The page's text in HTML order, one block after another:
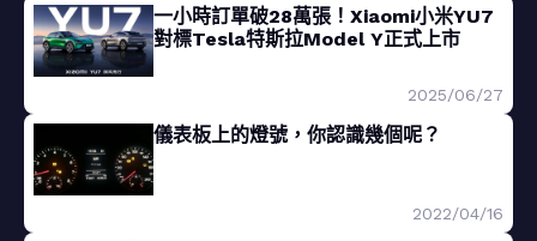
一小時訂單破28萬張！Xiaomi小米YU7
對標Tesla特斯拉Model Y正式上市
2025/06/27
儀表板上的燈號，你認識幾個呢？
2022/04/16